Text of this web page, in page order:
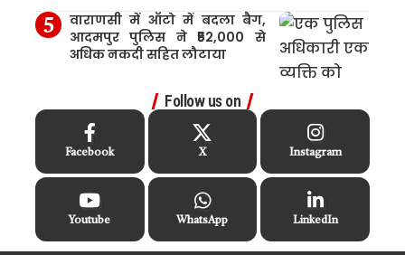
वाराणसी में ऑटो में बदला बैग,
आदमपुर पुलिस ने ₹52,000 से
अधिक नकदी सहित लौटाया
Follow us on
Facebook X Instagram
Youtube WhatsApp LinkedIn